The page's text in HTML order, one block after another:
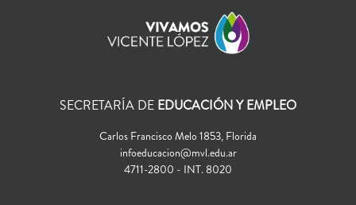
SECRETARÍA DE EDUCACIÓN Y EMPLEO
Carlos Francisco Melo 1853, Florida
infoeducacion@mvl.edu.ar
4711-2800 - INT. 8020